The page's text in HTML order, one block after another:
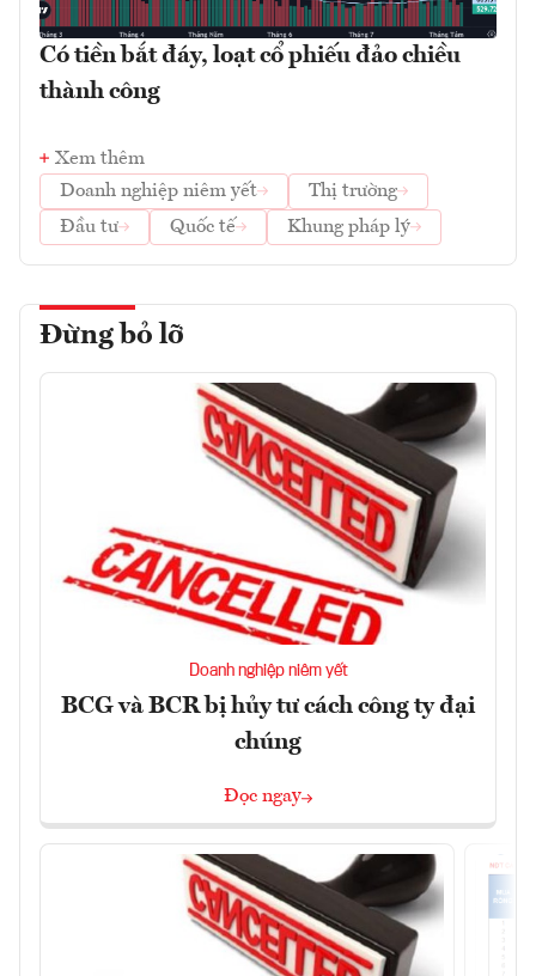
Có tiền bắt đáy, loạt cổ phiếu đảo chiều
thành công
Xem thêm
Doanh nghiệp niêm yết
Thị trường
Đầu tư
Quốc tế Khung pháp lý
Đừng bỏ lỡ
Doanh nghiệp niêm yết
BCG và BCR bị hủy tư cách công ty đại
chúng
Đọc ngay